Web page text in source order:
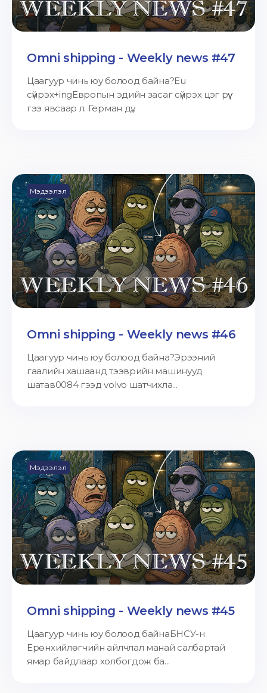
Omni shipping - Weekly news #47
Цаагуур чинь юу болоод байна?Eu
сүйрэх+ingЕвропын эдийн засаг сүйрэх цэг рүү
гээ явсаар л. Герман дү...
Мэдээлэл
Omni shipping - Weekly news #46
Цаагуур чинь юу болоод байна?Эрээний
гаалийн хашаанд тээврийн машинууд
шатав0084 гээд volvo шатчихла...
Мэдээлэл
Omni shipping - Weekly news #45
Цаагуур чинь юу болоод байнаБНСУ-н
Ерөнхийлөгчийн айлчлал манай салбартай
ямар байдлаар холбогдож ба...